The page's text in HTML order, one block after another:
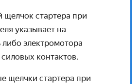
стартера при
указывает на
либо электромотора
контактов.
щелчки стартера при